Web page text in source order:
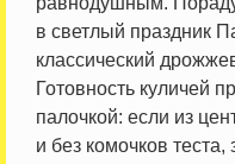
в светлый праздник
классический
Готовность куличей
палочкой: если из
и без комочков теста,